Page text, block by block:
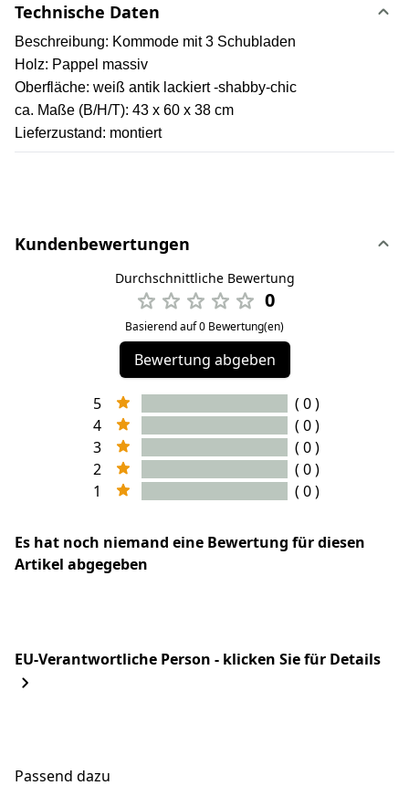
Technische Daten
Beschreibung: Kommode mit 3 Schubladen
Holz: Pappel massiv
Oberfläche: weiß antik lackiert -shabby-chic
ca. Maße (B/H/T): 43 x 60 x 38 cm
Lieferzustand: montiert
Kundenbewertungen
Durchschnittliche Bewertung
0
Basierend auf 0 Bewertung(en)
Bewertung abgeben
5
( 0 )
4
( 0 )
3
( 0 )
2
( 0 )
1
( 0 )
Es hat noch niemand eine Bewertung für diesen
Artikel abgegeben
EU-Verantwortliche Person - klicken Sie für Details
Passend dazu